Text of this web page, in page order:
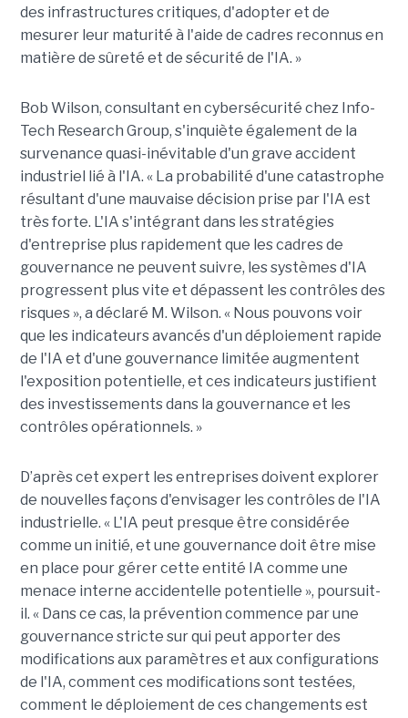
des infrastructures critiques, d'adopter et de
mesurer leur maturité à l'aide de cadres reconnus en
matière de sûreté et de sécurité de l'IA. »
Bob Wilson, consultant en cybersécurité chez Info-
Tech Research Group, s'inquiète également de la
survenance quasi-inévitable d'un grave accident
industriel lié à l'IA. « La probabilité d'une catastrophe
résultant d'une mauvaise décision prise par l'IA est
très forte. L'IA s'intégrant dans les stratégies
d'entreprise plus rapidement que les cadres de
gouvernance ne peuvent suivre, les systèmes d'IA
progressent plus vite et dépassent les contrôles des
risques », a déclaré M. Wilson. « Nous pouvons voir
que les indicateurs avancés d'un déploiement rapide
de l'IA et d'une gouvernance limitée augmentent
l'exposition potentielle, et ces indicateurs justifient
des investissements dans la gouvernance et les
contrôles opérationnels. »
D’après cet expert les entreprises doivent explorer
de nouvelles façons d'envisager les contrôles de l'IA
industrielle. « L'IA peut presque être considérée
comme un initié, et une gouvernance doit être mise
en place pour gérer cette entité IA comme une
menace interne accidentelle potentielle », poursuit-
il . « Dans ce cas, la prévention commence par une
gouvernance stricte sur qui peut apporter des
modifications aux paramètres et aux configurations
de l'IA, comment ces modifications sont testées,
comment le déploiement de ces changements est